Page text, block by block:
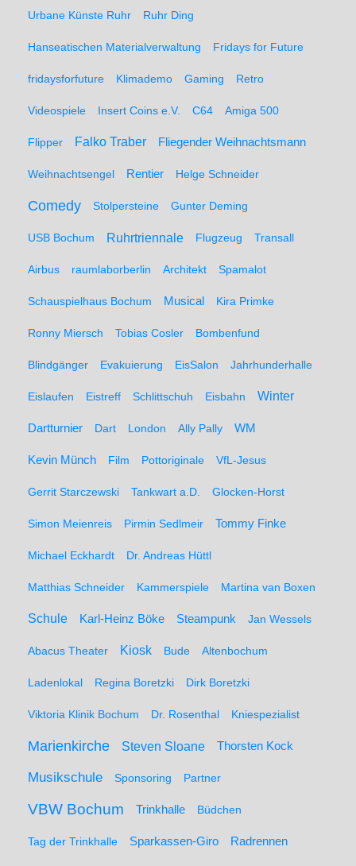
Urbane Künste Ruhr Ruhr Ding
Hanseatischen Materialverwaltung Fridays for Future
fridaysforfuture Klimademo Gaming Retro
Videospiele Insert Coins e.V. C64 Amiga 500
Flipper Falko Traber Fliegender Weihnachtsmann
Weihnachtsengel Rentier Helge Schneider
Comedy Stolpersteine Gunter Deming
USB Bochum Ruhrtriennale Flugzeug Transall
Airbus raumlaborberlin Architekt Spamalot
Schauspielhaus Bochum Musical Kira Primke
Ronny Miersch Tobias Cosler Bombenfund
Blindgänger Evakuierung EisSalon Jahrhunderhalle
Eislaufen Eistreff Schlittschuh Eisbahn Winter
Dartturnier Dart London Ally Pally WM
Kevin Münch Film Pottoriginale VfL-Jesus
Gerrit Starczewski Tankwart a.D. Glocken-Horst
Simon Meienreis Pirmin Sedlmeir Tommy Finke
Michael Eckhardt Dr. Andreas Hüttl
Matthias Schneider Kammerspiele Martina van Boxen
Schule Karl-Heinz Böke Steampunk Jan Wessels
Abacus Theater Kiosk Bude Altenbochum
Ladenlokal Regina Boretzki Dirk Boretzki
Viktoria Klinik Bochum Dr. Rosenthal Kniespezialist
Marienkirche Steven Sloane Thorsten Kock
Musikschule Sponsoring Partner
VBW Bochum Trinkhalle Büdchen
Tag der Trinkhalle Sparkassen-Giro Radrennen